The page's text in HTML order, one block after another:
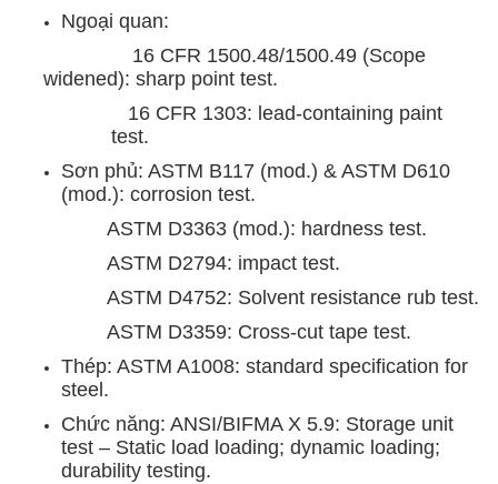
Ngoại quan:
16 CFR 1500.48/1500.49 (Scope
widened): sharp point test.
16 CFR 1303: lead-containing paint
test.
Sơn phủ: ASTM B117 (mod.) & ASTM D610
(mod.): corrosion test.
ASTM D3363 (mod.): hardness test.
ASTM D2794: impact test.
ASTM D4752: Solvent resistance rub test.
ASTM D3359: Cross-cut tape test.
Thép: ASTM A1008: standard specification for
steel.
Chức năng: ANSI/BIFMA X 5.9: Storage unit
test – Static load loading; dynamic loading;
durability testing.